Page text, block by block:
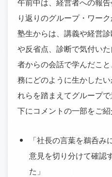
り返りのグループ・ワー
塾生からは、講義や経営
や反省点、診断で気付い
者からの会話で学んだこ
務にどのように生かした
れらを踏まえてグループ
下にコメントの一部をご紹
「社長の言葉を鵜呑
意見を切り分けて確認
た」